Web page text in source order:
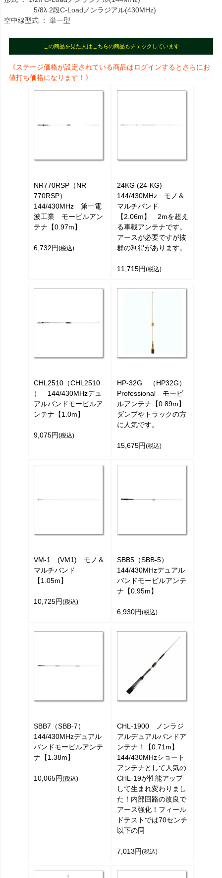
5/8λ 2段C-Loadノンラジアル(430MHz)
空中線型式 ： 単一型
この商品を見た人はこちらの商品もチェックしています
《ステージ価格が設定されている商品はログインするとさらにお
値打ち価格になります！》
NR770RSP（NR-
770RSP）
144/430MHz 第一電
波工業 モービルアン
テナ【0.97m】
6,732円(税込)
24KG (24-KG)
144/430MHz モノ＆
マルチバンド
【2.06m】 2mを超え
る車載アンテナです。
アースが必要ですが抜
群の利得があります。
11,715円(税込)
CHL2510（CHL2510
） 144/430MHzデュ
アルバンドモービルア
ンテナ【1.0m】
9,075円(税込)
HP-32G （HP32G）
Professional モービ
ルアンテナ【0.89m】
ダンプやトラックの方
に人気です。
15,675円(税込)
VM-1 (VM1) モノ＆
マルチバンド
【1.05m】
10,725円(税込)
SBB5（SBB-5）
144/430MHzデュアル
バンドモービルアンテ
ナ【0.95m】
6,930円(税込)
SBB7（SBB-7）
144/430MHzデュアル
バンドモービルアンテ
ナ【1.38m】
10,065円(税込)
CHL-1900 ノンラジ
アルデュアルバンドア
ンテナ！【0.71m】
144/430MHzショート
アンテナとして人気の
CHL-19が性能アップ
して生まれ変わりまし
た！内部回路の改良で
アース強化！フィール
ドテストでは70センチ
以下の同
7,013円(税込)